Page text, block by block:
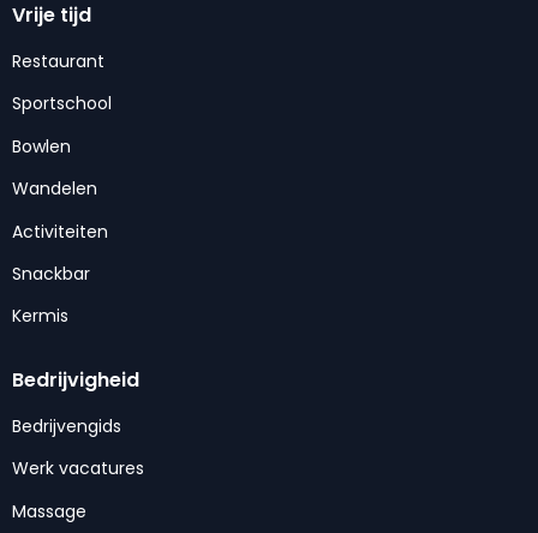
Vrije tijd
Restaurant
Sportschool
Bowlen
Wandelen
Activiteiten
Snackbar
Kermis
Bedrijvigheid
Bedrijvengids
Werk vacatures
Massage